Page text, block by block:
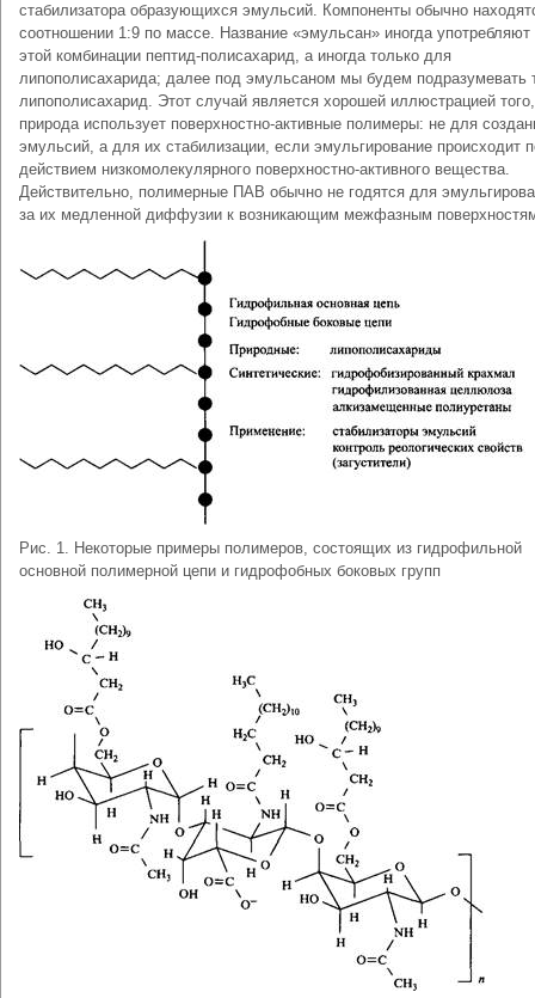
стабилизатора образующихся эмульсий. Компоненты обычно
соотношении 1:9 по массе. Название «эмульсан» иногда
этой комбинации пептид-полисахарид, а иногда только для
липополисахарида; далее под эмульсаном мы будем подразумевать
липополисахарид. Этот случай является хорошей иллюстрацией
природа использует поверхностно-активные полимеры: не для
эмульсий, а для их стабилизации, если эмульгирование происходит
действием низкомолекулярного поверхностно-активного вещества.
Действительно, полимерные ПАВ обычно не годятся для
за их медленной диффузии к возникающим межфазным
Рис. 1. Некоторые примеры полимеров, состоящих из гидрофильной
основной полимерной цепи и гидрофобных боковых групп